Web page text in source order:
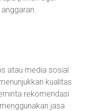
atau media sosial
kualitas
rekomendasi
jasa